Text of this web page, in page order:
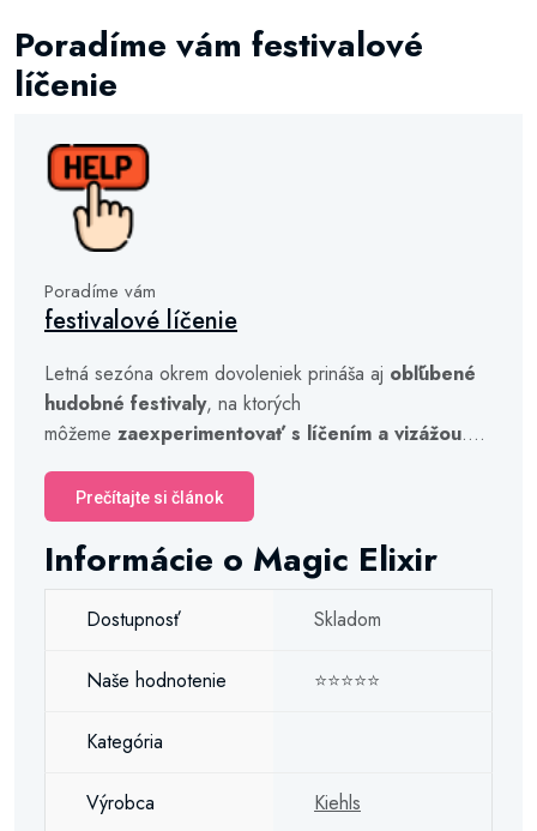
Poradíme vám festivalové
líčenie
Poradíme vám
festivalové líčenie
Letná sezóna okrem dovoleniek prináša aj obľúbené
hudobné festivaly, na ktorých
môžeme zaexperimentovať s líčením a vizážou....
Prečítajte si článok
Informácie o Magic Elixir
Dostupnosť Skladom
Naše hodnotenie ⭐⭐⭐⭐⭐
Kategória
Výrobca Kiehls